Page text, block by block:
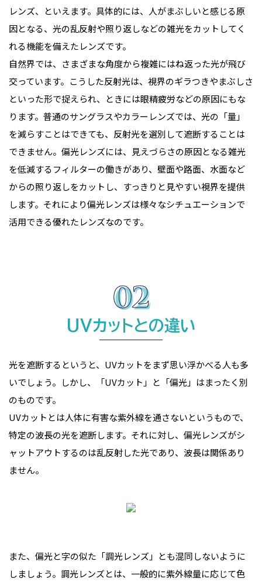
レンズ、といえます。具体的には、人がまぶしいと感じる原
因となる、光の乱反射や照り返しなどの雑光をカットしてく
れる機能を備えたレンズです。
自然界では、さまざまな角度から複雑にはね返った光が飛び
交っています。こうした反射光は、視界のギラつきやまぶしさ
といった形で捉えられ、ときには眼精疲労などの原因にもな
ります。普通のサングラスやカラーレンズでは、光の「量」
を減らすことはできても、反射光を選別して遮断することは
できません。偏光レンズには、見えづらさの原因となる雑光
を低減するフィルターの働きがあり、壁面や路面、水面など
からの照り返しをカットし、すっきりと見やすい視界を提供
します。それにより偏光レンズは様々なシチュエーションで
活用できる優れたレンズなのです。
UVカットとの違い
光を遮断するというと、UVカットをまず思い浮かべる人も多
いでしょう。しかし、「UVカット」と「偏光」はまったく別
のものです。
UVカットとは人体に有害な紫外線を通さないというもので、
特定の波長の光を遮断します。それに対し、偏光レンズがシ
ャットアウトするのは乱反射した光であり、波長は関係あり
ません。
また、偏光と字の似た「調光レンズ」とも混同しないように
しましょう。調光レンズとは、一般的に紫外線量に応じて色